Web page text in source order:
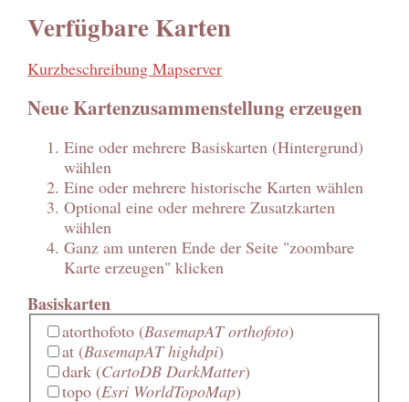
Verfügbare Karten
Kurzbeschreibung Mapserver
Neue Kartenzusammenstellung erzeugen
Eine oder mehrere Basiskarten (Hintergrund)
wählen
Eine oder mehrere historische Karten wählen
Optional eine oder mehrere Zusatzkarten
wählen
Ganz am unteren Ende der Seite "zoombare
Karte erzeugen" klicken
Basiskarten
atorthofoto(BasemapAT orthofoto)
at(BasemapAT highdpi)
dark(CartoDB DarkMatter)
topo(Esri WorldTopoMap)